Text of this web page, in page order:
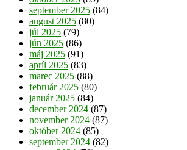
september 2025 (84)
august 2025 (80)
júl 2025 (79)
jún 2025 (86)
máj 2025 (91)
apríl 2025 (83)
marec 2025 (88)
február 2025 (80)
január 2025 (84)
december 2024 (87)
november 2024 (87)
október 2024 (85)
september 2024 (82)